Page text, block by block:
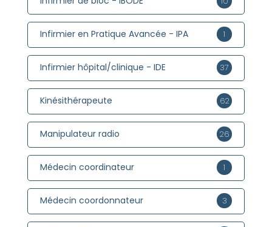
Infirmier en Pratique Avancée - IPA 1
Infirmier hôpital/clinique - IDE 37
Kinésithérapeute 62
Manipulateur radio 26
Médecin coordinateur 1
Médecin coordonnateur 3